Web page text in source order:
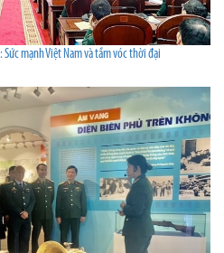
mạnh Việt Nam và tầm vóc thời đại